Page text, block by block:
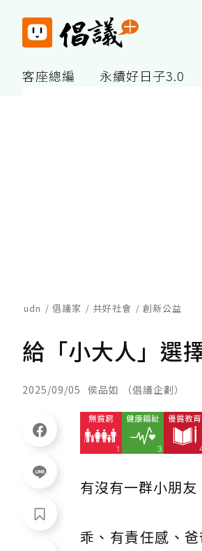
客座總編 永續好日子3.0
udn 倡議家 共好社會 創新公益
給「小大人」選
2025/09/05 侯品如 （倡議企劃）
有沒有一群小朋
乖、有責任感、